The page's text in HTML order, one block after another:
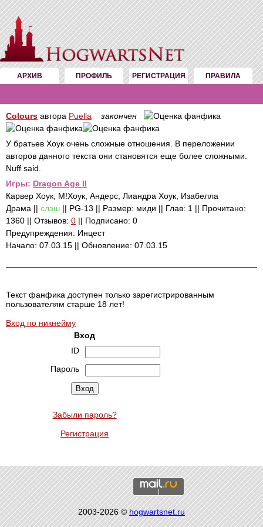
АРХИВ ПРОФИЛЬ РЕГИСТРАЦИЯ ПРАВИЛА
Colours автора Puella закончен
У братьев Хоук очень сложные отношения. В переложении
авторов данного текста они становятся еще более сложными.
Nuff said.
Игры: Dragon Age II
Карвер Хоук, М!Хоук, Андерс, Лиандра Хоук, Изабелла
Драма || слэш || PG-13 || Размер: миди || Глав: 1 || Прочитано:
1360 || Отзывов: 0 || Подписано: 0
Предупреждения: Инцест
Начало: 07.03.15 || Обновление: 07.03.15
Текст фанфика доступен только зарегистрированным
пользователям старше 18 лет!
Вход по никнейму
Вход
ID
Пароль
Забыли пароль?
Регистрация
2003-2026 ©hogwartsnet.ru